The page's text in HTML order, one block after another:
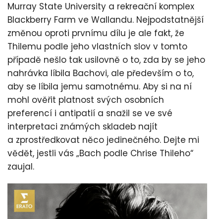
Murray State University a rekreační komplex
Blackberry Farm ve Wallandu. Nejpodstatnější
změnou oproti prvnímu dílu je ale fakt, že
Thilemu podle jeho vlastních slov v tomto
případě nešlo tak usilovně o to, zda by se jeho
nahrávka líbila Bachovi, ale především o to,
aby se líbila jemu samotnému. Aby si na ní
mohl ověřit platnost svých osobních
preferencí i antipatií a snažil se ve své
interpretaci známých skladeb najít
a zprostředkovat něco jedinečného. Dejte mi
vědět, jestli vás „Bach podle Chrise Thileho“
zaujal.